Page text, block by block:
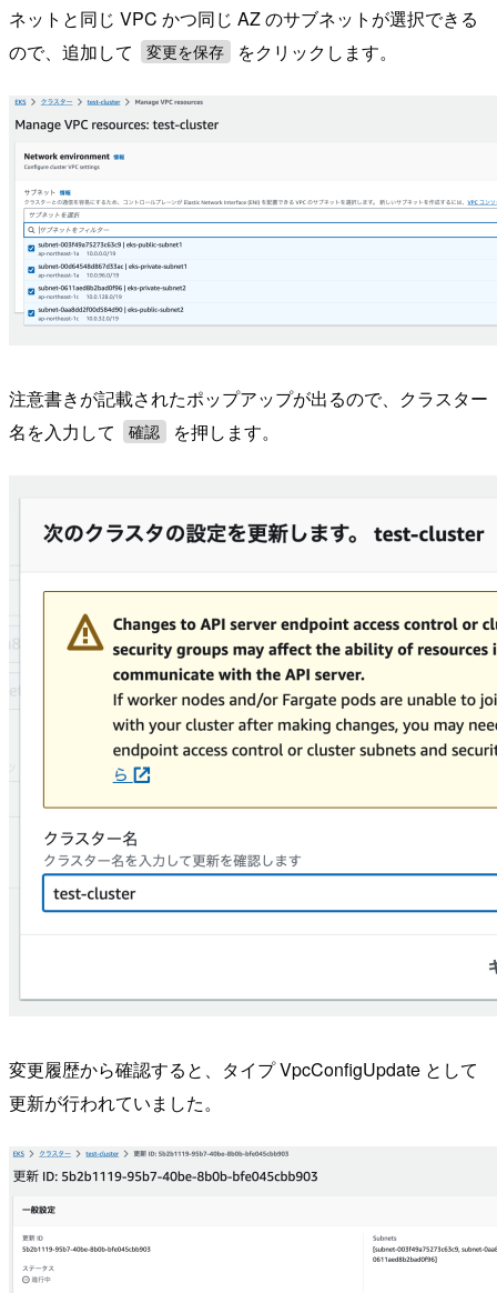
ネットと同じ VPC かつ同じ AZ のサブネットが選択できる
ので、追加して
変更を保存 をクリックします。
注意書きが記載されたポップアップが出るので、クラスター
名を入力して
確認 を押します。
変更履歴から確認すると、タイプ VpcConfigUpdate として
更新が行われていました。